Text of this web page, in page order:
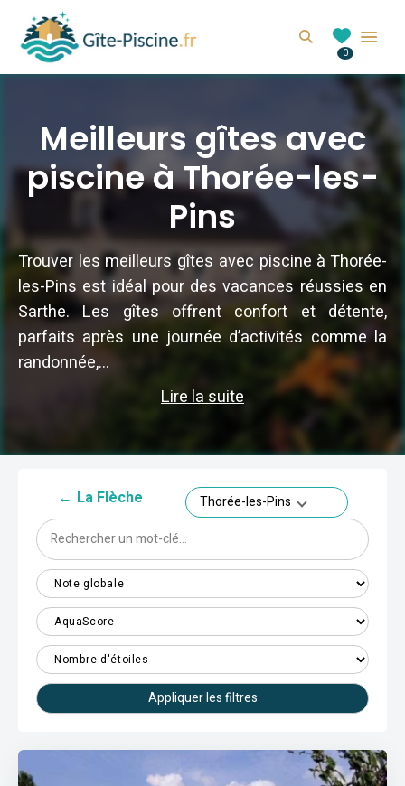
Search
0
Meilleurs gîtes avec
piscine à Thorée-les-
Pins
Trouver les meilleurs gîtes avec piscine à Thorée-
les-Pins est idéal pour des vacances réussies en
Sarthe. Les gîtes offrent confort et détente,
parfaits après une journée d’activités comme la
randonnée,...
Lire la suite
← La Flèche Thorée-les-Pins
Appliquer les filtres